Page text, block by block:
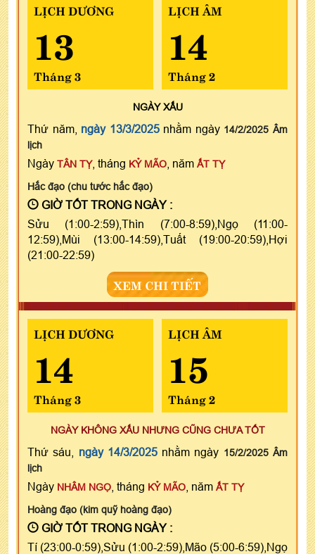
LỊCH DƯƠNG
13
Tháng 3
LỊCH ÂM
14
Tháng 2
NGÀYXẤU
Thứ năm, ngày 13/3/2025nhằm ngày 14/2/2025 Âm
lịch
Ngày TÂN TỴ, tháng KỶ MÃO , năm ẤT TỴ
Hắc đạo (chu tước hắc đạo)
GIỜ TỐT TRONG NGÀY :
Sửu (1:00-2:59),Thìn (7:00-8:59),Ngọ (11:00-
12:59),Mùi (13:00-14:59),Tuất (19:00-20:59),Hợi
(21:00-22:59)
XEM CHI TIẾT
LỊCH DƯƠNG
14
Tháng 3
LỊCH ÂM
15
Tháng 2
NGÀY KHÔNG XẤU NHƯNG CŨNG CHƯA TỐT
Thứ sáu, ngày 14/3/2025nhằm ngày 15/2/2025 Âm
lịch
Ngày NHÂM NGỌ , tháng KỶ MÃO , năm ẤT TỴ
Hoàng đạo (kim quỹ hoàng đạo)
GIỜ TỐT TRONG NGÀY :
Tí (23:00-0:59),Sửu (1:00-2:59),Mão (5:00-6:59),Ngọ